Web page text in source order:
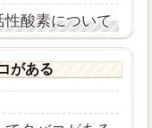
性酸素について
がある